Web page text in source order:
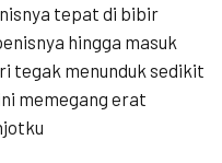
tepat di bibir
hingga masuk
tegak menunduk sedikit
memegang erat